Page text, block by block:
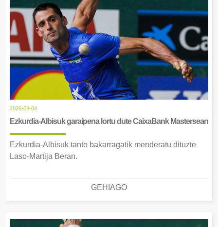
2026-08-04
Ezkurdia-Albisuk garaipena lortu dute CaixaBank Mastersean
Ezkurdia-Albisuk tanto bakarragatik menderatu dituzte
Laso-Martija Beran.
GEHIAGO